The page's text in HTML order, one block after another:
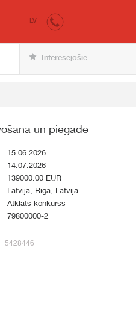
iepirkumi.lv
LV
Interesējošie
un piegāde
15.06.2026
14.07.2026
139000.00 EUR
Latvija, Rīga, Latvija
Atklāts konkurss
79800000-2
5428446